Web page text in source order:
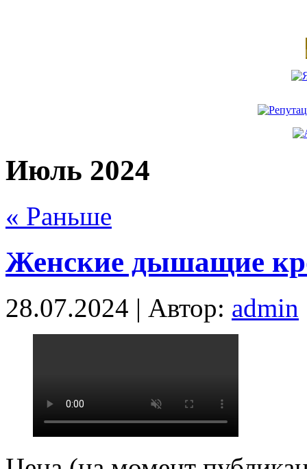
Июль 2024
« Раньше
Женские дышащие
28.07.2024 | Автор: admin